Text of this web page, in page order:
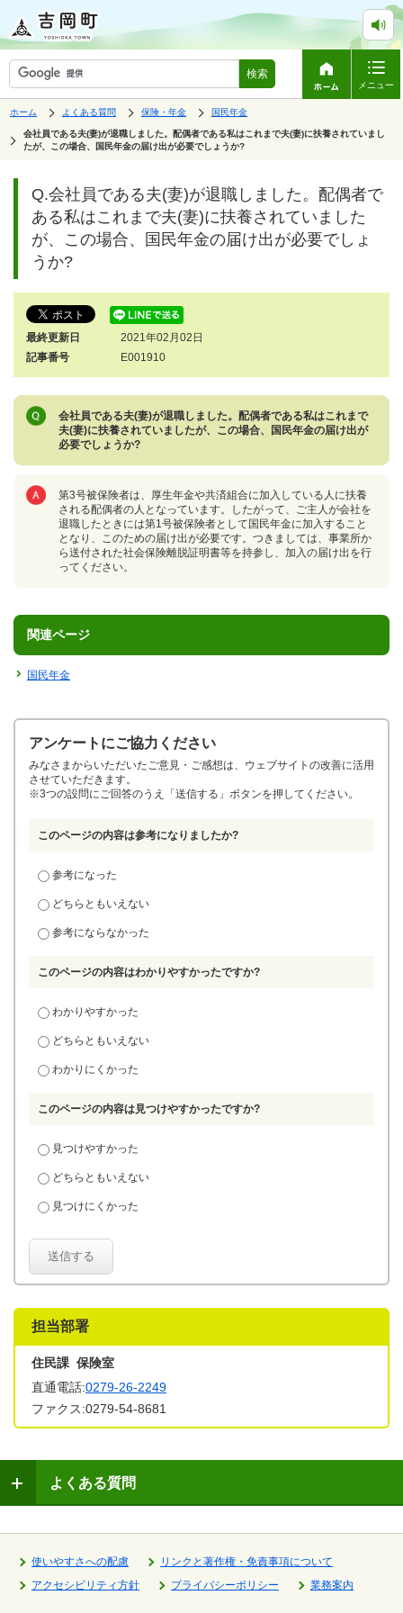
検索
メニュー
表
ペ
は、
ホーム
の
中
の
よくある質問
の
中
の
保険・年金
の
中
の
国民年金
の
中
会社員である夫(妻)が退職しました。配偶者である私はこれまで夫(妻)に扶養されていまし
たが、この場合、国民年金の届け出が必要でしょうか?
す。
Q.会社員である夫(妻)が退職しました。配偶者で
ある私はこれまで夫(妻)に扶養されていました
が、この場合、国民年金の届け出が必要でしょ
うか?
最終更新日
2021年02月02日
記事番号
E001910
会社員である夫(妻)が退職しました。配偶者である私はこれまで
夫(妻)に扶養されていましたが、この場合、国民年金の届け出が
必要でしょうか?
第3号被保険者は、厚生年金や共済組合に加入している人に扶養
される配偶者の人となっています。したがって、ご主人が会社を
退職したときには第1号被保険者として国民年金に加入すること
となり、このための届け出が必要です。つきましては、事業所か
ら送付された社会保険離脱証明書等を持参し、加入の届け出を行
ってください。
関連ページ
国民年金
アンケートにご協力ください
みなさまからいただいたご意見・ご感想は、ウェブサイトの改善に活用
させていただきます。
※3つの設問にご回答のうえ「送信する」ボタンを押してください。
このページの内容は参考になりましたか?
参考になった
どちらともいえない
参考にならなかった
このページの内容はわかりやすかったですか?
わかりやすかった
どちらともいえない
わかりにくかった
このページの内容は見つけやすかったですか?
見つけやすかった
どちらともいえない
見つけにくかった
送信する
担当部署
住民課 保険室
直通電話:0279-26-2249
ファクス:0279-54-8681
よくある質問
使いやすさへの配慮
リンクと著作権・免責事項について
アクセシビリティ方針
プライバシーポリシー 業務案内